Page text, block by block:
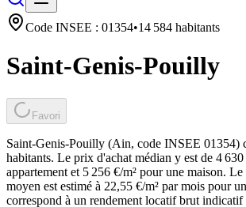
Code INSEE : 01354•14 584 habitants
Saint-Genis-Pouilly
Favori
Saint-Genis-Pouilly (Ain, code INSEE 01354)
habitants. Le prix d'achat médian y est de 4
appartement et 5 256 €/m² pour une maison.
moyen est estimé à 22,55 €/m² par mois pour
correspond à un rendement locatif brut